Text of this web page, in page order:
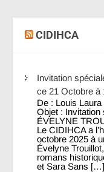
CIDIHCA
Invitation
ce 21 Octobre à
De : Louis
Objet : Invitation
ÉVELYNE
Le CIDIHCA a
octobre 2025 à
Évelyne
romans
et Sara Sans […]